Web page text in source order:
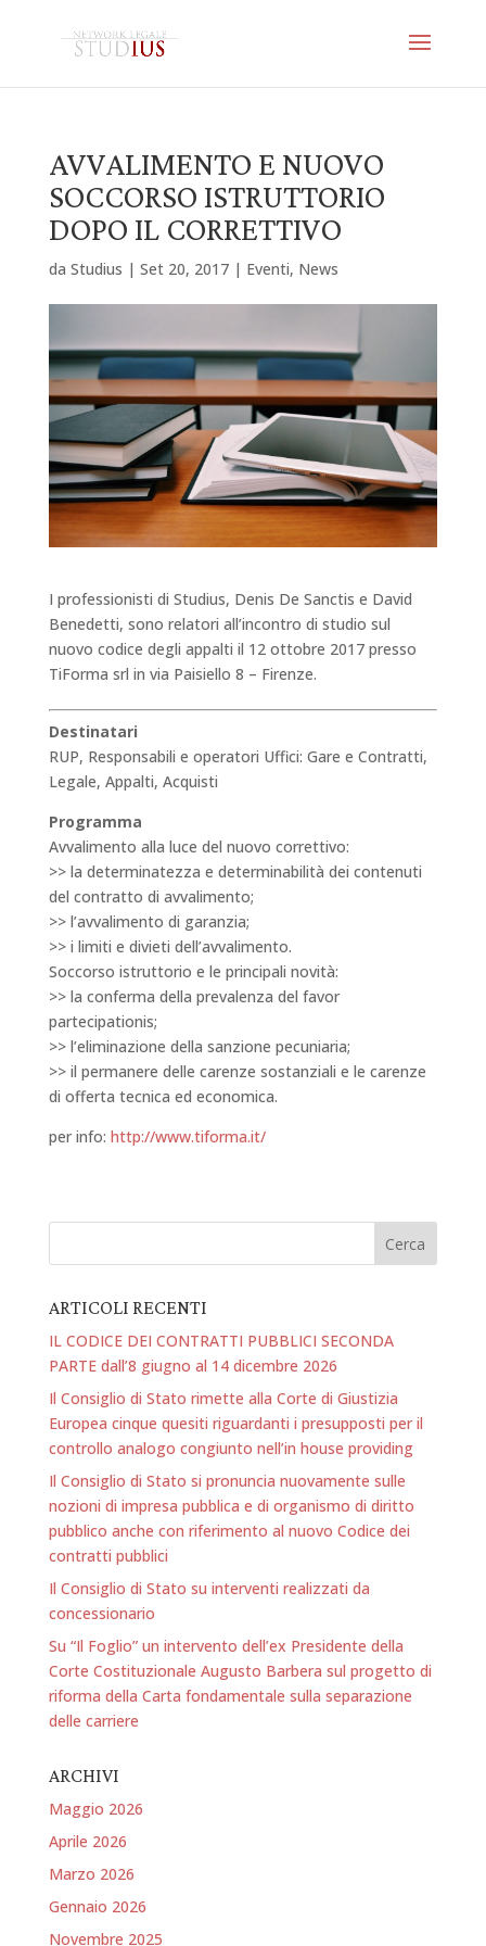
AVVALIMENTO E NUOVO
SOCCORSO ISTRUTTORIO
DOPO IL CORRETTIVO
da Studius | Set 20, 2017| Eventi, News
I professionisti di Studius, Denis De Sanctis e David
Benedetti, sono relatori all’incontro di studio sul
nuovo codice degli appalti il 12 ottobre 2017 presso
TiForma srl in via Paisiello 8 – Firenze.
Destinatari
RUP, Responsabili e operatori Uffici: Gare e Contratti,
Legale, Appalti, Acquisti
Programma
Avvalimento alla luce del nuovo correttivo:
>> la determinatezza e determinabilità dei contenuti
del contratto di avvalimento;
>> l’avvalimento di garanzia;
>> i limiti e divieti dell’avvalimento.
Soccorso istruttorio e le principali novità:
>> la conferma della prevalenza del favor
partecipationis;
>> l’eliminazione della sanzione pecuniaria;
>> il permanere delle carenze sostanziali e le carenze
di offerta tecnica ed economica.
per info: http://www.tiforma.it/
ARTICOLI RECENTI
IL CODICE DEI CONTRATTI PUBBLICI SECONDA
PARTE dall’8 giugno al 14 dicembre 2026
Il Consiglio di Stato rimette alla Corte di Giustizia
Europea cinque quesiti riguardanti i presupposti per il
controllo analogo congiunto nell’in house providing
Il Consiglio di Stato si pronuncia nuovamente sulle
nozioni di impresa pubblica e di organismo di diritto
pubblico anche con riferimento al nuovo Codice dei
contratti pubblici
Il Consiglio di Stato su interventi realizzati da
concessionario
Su “Il Foglio” un intervento dell’ex Presidente della
Corte Costituzionale Augusto Barbera sul progetto di
riforma della Carta fondamentale sulla separazione
delle carriere
ARCHIVI
Maggio 2026
Aprile 2026
Marzo 2026
Gennaio 2026
Novembre 2025